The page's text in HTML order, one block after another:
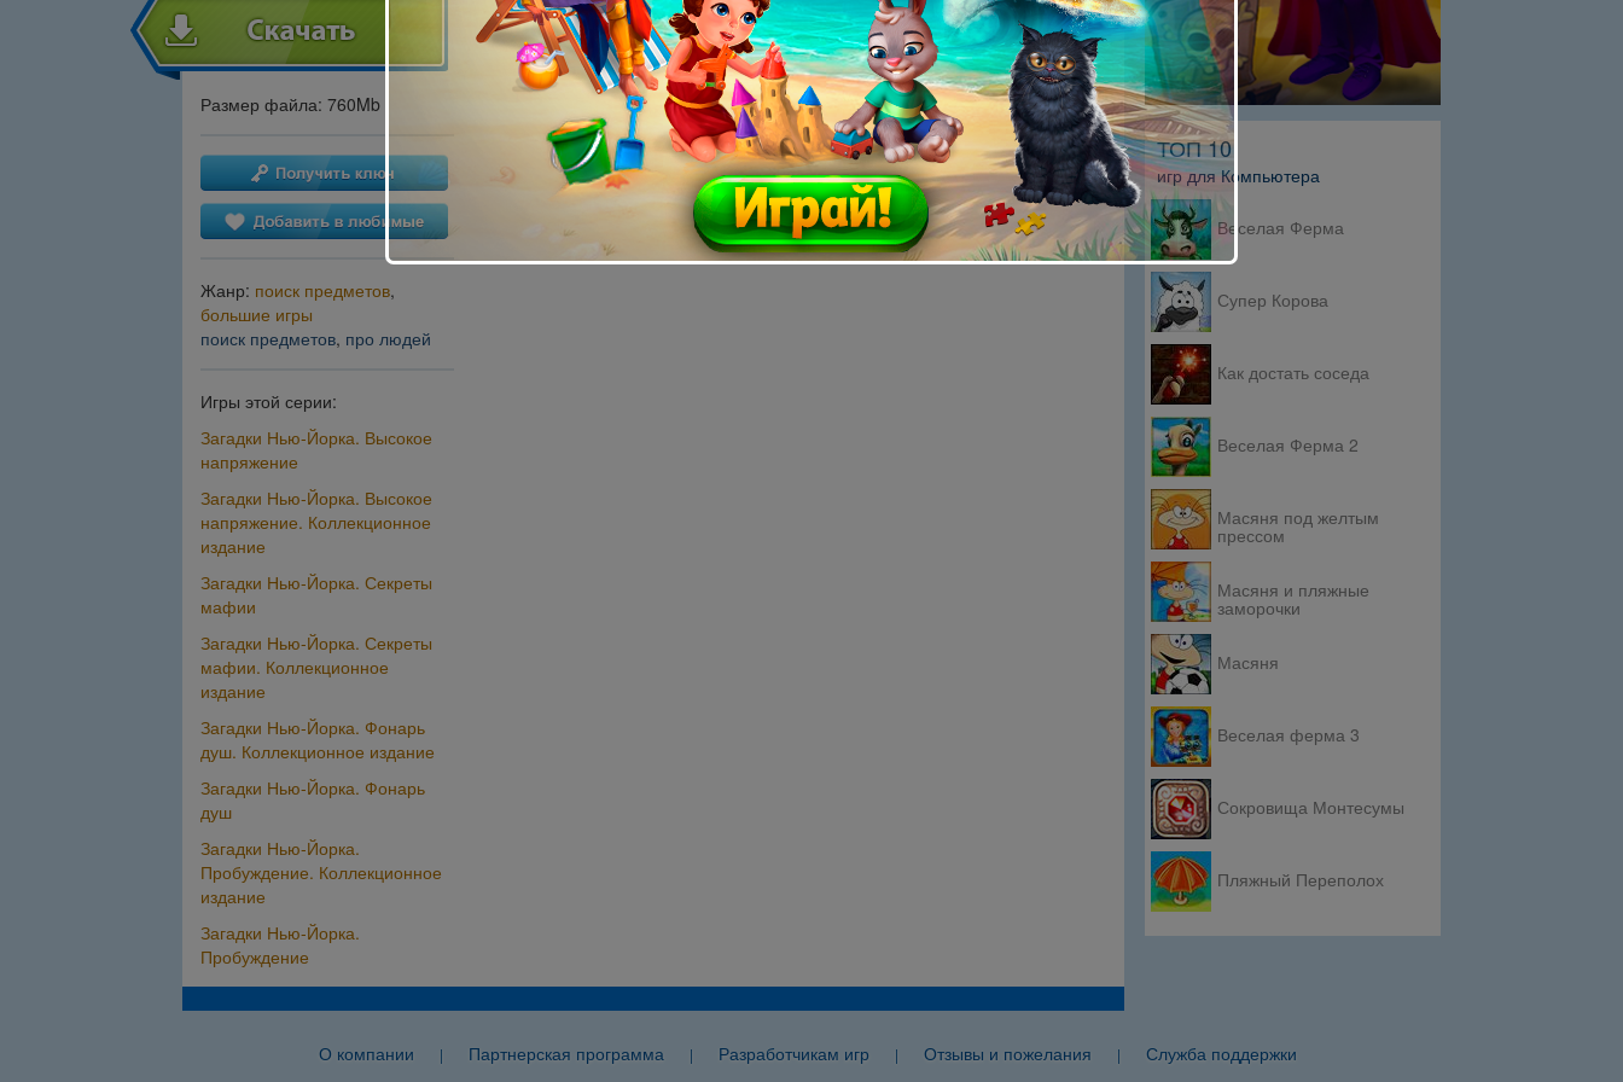
Размер файла: 760Mb
Жанр: поиск предметов,
большие игры
поиск предметов, про людей
Игры этой серии:
Загадки Нью-Йорка. Высокое
напряжение
Загадки Нью-Йорка. Высокое
напряжение. Коллекционное
издание
Загадки Нью-Йорка. Секреты
мафии
Загадки Нью-Йорка. Секреты
мафии. Коллекционное
издание
Загадки Нью-Йорка. Фонарь
душ. Коллекционное издание
Загадки Нью-Йорка. Фонарь
душ
Загадки Нью-Йорка.
Пробуждение. Коллекционное
издание
Загадки Нью-Йорка.
Пробуждение
ТОП 10
игр для Компьютера
Веселая Ферма
Супер Корова
Как достать соседа
Веселая Ферма 2
Масяня под желтым
прессом
Масяня и пляжные
заморочки
Масяня
Веселая ферма 3
Сокровища Монтесумы
Пляжный Переполох
О компании | Партнерская программа | Разработчикам игр | Отзывы и пожелания | Служба поддержки